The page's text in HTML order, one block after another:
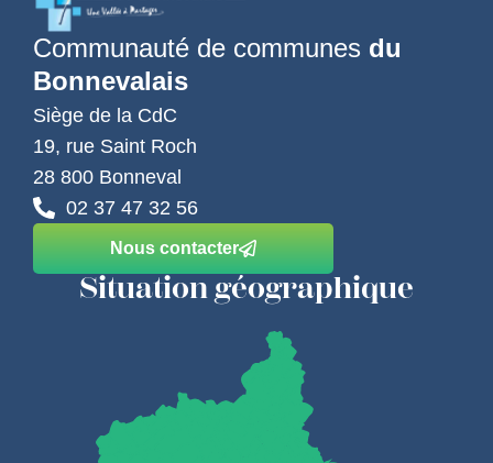
Communauté de communes du
Bonnevalais
Siège de la CdC
19, rue Saint Roch
28 800 Bonneval
02 37 47 32 56
Nous contacter
Situation géographique